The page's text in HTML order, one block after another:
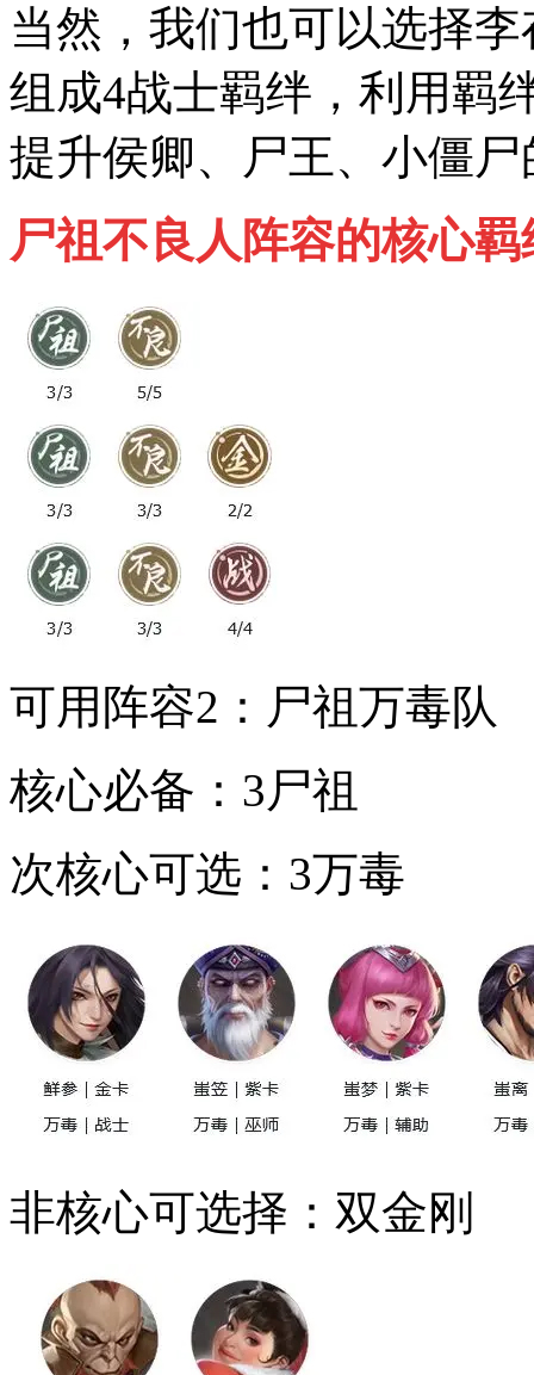
当然，我们也可以选择
组成4战士羁绊，利用羁
提升侯卿、尸王、小僵
尸祖不良人阵容的核心羁
可用阵容2：尸祖万毒队
核心必备：3尸祖
次核心可选：3万毒
非核心可选择：双金刚